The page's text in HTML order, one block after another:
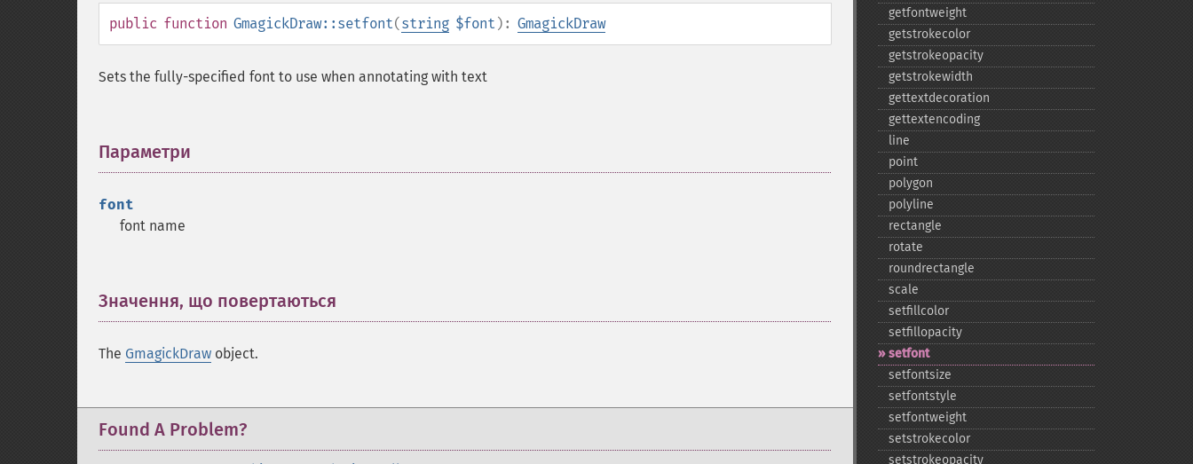
public function GmagickDraw::setfont(string $font ): GmagickDraw
Sets the fully-specified font to use when annotating with text
Параметри
font
font name
Значення, що повертаються
The GmagickDraw object.
Found A Problem?
getfontweight
getstrokecolor
getstrokeopacity
getstrokewidth
gettextdecoration
gettextencoding
line
point
polygon
polyline
rectangle
rotate
roundrectangle
scale
setfillcolor
setfillopacity
setfont
setfontsize
setfontstyle
setfontweight
setstrokecolor
setstrokeopacity